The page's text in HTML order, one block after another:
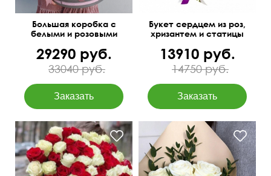
Большая коробка с
белыми и розовыми
29290 руб.
33040 руб.
Букет сердцем из роз,
хризантем и статицы
13910 руб.
14750 руб.